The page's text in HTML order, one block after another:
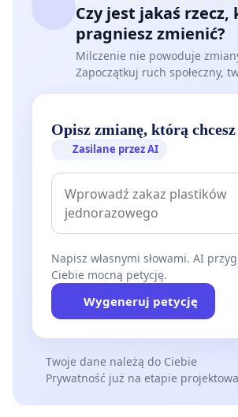
Czy jest jakaś rzecz,
pragniesz zmienić?
Milczenie nie powoduje
Zapoczątkuj ruch społeczny,
Opisz zmianę, którą
Zasilane przez AI
Napisz własnymi słowami. AI
Ciebie mocną petycję.
Wygeneruj petycję
Twoje dane należą do Ciebie
Prywatność już na etapie